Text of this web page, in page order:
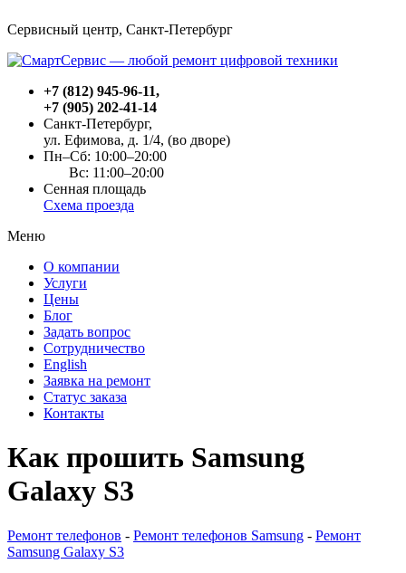
Сервисный центр, Cанкт-Петербург
+7 (812) 945-96-11,
+7 (905) 202-41-14
Санкт-Петербург,
ул. Ефимова, д. 1/4, (во дворе)
Пн–Сб: 10:00–20:00
Вс: 11:00–20:00
Сенная площадь
Схема проезда
Меню
О компании
Услуги
Цены
Блог
Задать вопрос
Сотрудничество
English
Заявка на ремонт
Статус заказа
Контакты
Как прошить Samsung
Galaxy S3
Ремонт телефонов - Ремонт телефонов Samsung - Ремонт
Samsung Galaxy S3